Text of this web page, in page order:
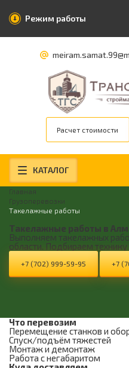
Режим работы
Расчет стоимости
КАТАЛОГ
Главная
Грузоперевозки
Такелажные работы
Такелажные работы в
Выполняем такелажных
области. Подбираем
+7 (702) 999-59-95 +7
Что перевозим
Перемещение станков и
Спуск/подъём тяжестей
Монтаж и демонтаж
Работа с негабаритом